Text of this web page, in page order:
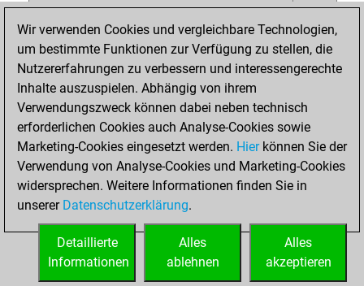
Matt auf vollem Brett
0
Bauer setzt Matt
0
Erstickte Matts
Unterverwandlungen
Türme auf der siebten
0
STARTSEITE
Wir verwenden Cookies und vergleichbare Technologien,
um bestimmte Funktionen zur Verfügung zu stellen, die
Nutzererfahrungen zu verbessern und interessengerechte
Inhalte auszuspielen. Abhängig von ihrem
Verwendungszweck können dabei neben technisch
erforderlichen Cookies auch Analyse-Cookies sowie
Marketing-Cookies eingesetzt werden. Hierkönnen Sie der
Verwendung von Analyse-Cookies und Marketing-Cookies
widersprechen. Weitere Informationen finden Sie in
unserer Datenschutzerklärung.
Alles
akzeptieren
Alles
ablehnen
Detaillierte
Informationen